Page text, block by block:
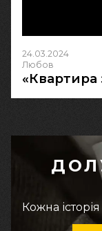
24.03.2024
Любов
«Квартира
Кожна